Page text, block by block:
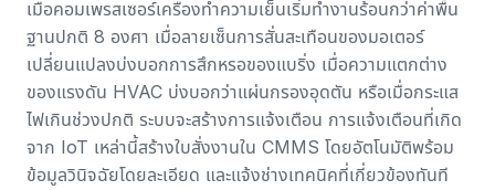
เมื่อคอมเพรสเซอร์เครื่องทำความเย็นเริ่มทำงานร้อนกว่าค่าพื้น
ฐานปกติ 8 องศา เมื่อลายเซ็นการสั่นสะเทือนของมอเตอร์
เปลี่ยนแปลงบ่งบอกการสึกหรอของแบริ่ง เมื่อความแตกต่าง
ของแรงดัน HVAC บ่งบอกว่าแผ่นกรองอุดตัน หรือเมื่อกระแส
ไฟเกินช่วงปกติ ระบบจะสร้างการแจ้งเตือน การแจ้งเตือนที่เกิด
จาก IoT เหล่านี้สร้างใบสั่งงานใน CMMS โดยอัตโนมัติพร้อม
ข้อมูลวินิจฉัยโดยละเอียด และแจ้งช่างเทคนิคที่เกี่ยวข้องทันที